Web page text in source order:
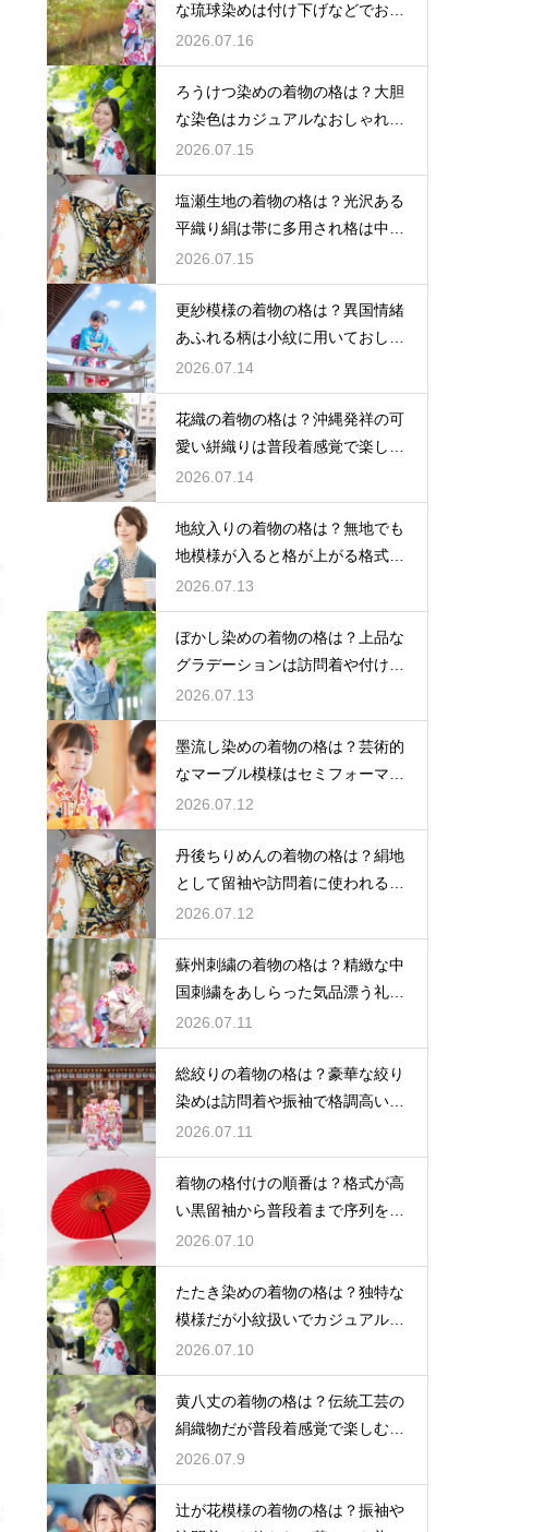
な琉球染めは付け下げなどでおし
ゃれ着向き
2026.07.16
ろうけつ染めの着物の格は？大胆
な染色はカジュアルなおしゃれ着
に最適
2026.07.15
塩瀬生地の着物の格は？光沢ある
平織り絹は帯に多用され格は中位
程度
2026.07.15
更紗模様の着物の格は？異国情緒
あふれる柄は小紋に用いておしゃ
れ着向き
2026.07.14
花織の着物の格は？沖縄発祥の可
愛い絣織りは普段着感覚で楽しめ
る
2026.07.14
地紋入りの着物の格は？無地でも
地模様が入ると格が上がる格式を
解説
2026.07.13
ぼかし染めの着物の格は？上品な
グラデーションは訪問着や付け下
げで格調アップ
2026.07.13
墨流し染めの着物の格は？芸術的
なマーブル模様はセミフォーマル
な装いにも映える
2026.07.12
丹後ちりめんの着物の格は？絹地
として留袖や訪問着に使われる高
級素材
2026.07.12
蘇州刺繍の着物の格は？精緻な中
国刺繍をあしらった気品漂う礼装
着
2026.07.11
総絞りの着物の格は？豪華な絞り
染めは訪問着や振袖で格調高い印
象に
2026.07.11
着物の格付けの順番は？格式が高
い黒留袖から普段着まで序列を解
説
2026.07.10
たたき染めの着物の格は？独特な
模様だが小紋扱いでカジュアルに
着こなす
2026.07.10
黄八丈の着物の格は？伝統工芸の
絹織物だが普段着感覚で楽しむお
しゃれ着
2026.07.9
辻が花模様の着物の格は？振袖や